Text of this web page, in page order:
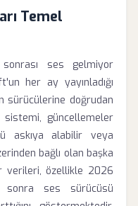
Temel
ses gelmiyor
her ay yayınladığı
sürücülerine doğrudan
güncellemeler
askıya alabilir veya
bağlı olan başka
verileri, özellikle 2026
sonra ses sürücüsü